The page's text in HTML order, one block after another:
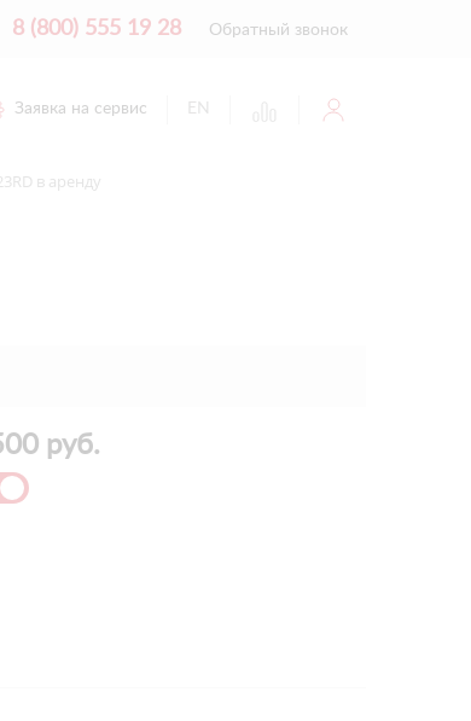
8 (800) 555 19 28 Обратный звонок
Заявка на сервис EN
в аренду
руб.